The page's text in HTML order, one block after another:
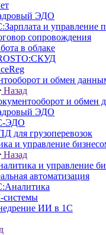
ЭДО
и управление
сопровождения
в облаке
и обмен
Назад
и обмен
ЭДО
ЭДО
для грузоперевозок
и управление
Назад
и управление
автоматизация
системы
ИИ в 1С